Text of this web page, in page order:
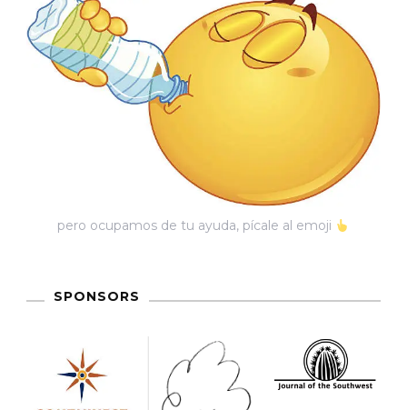
pero ocupamos de tu ayuda, pícale al emoji
SPONSORS